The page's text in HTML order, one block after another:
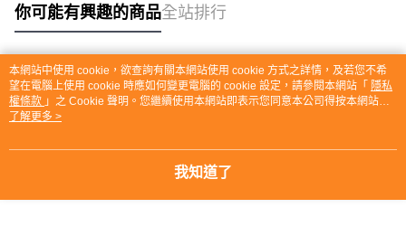
你可能有興趣的商品全站排行
熱門標籤
本網站中使用 cookie，欲查詢有關本網站使用 cookie 方式之詳情，及若您不希
望在電腦上使用 cookie 時應如何變更電腦的 cookie 設定，請參閱本網站「 隱私
權條款 」之 Cookie 聲明。您繼續使用本網站即表示您同意本公司得按本網站使
用條款之 Cookie 聲明使用 cookie。
了解更多 >
我知道了